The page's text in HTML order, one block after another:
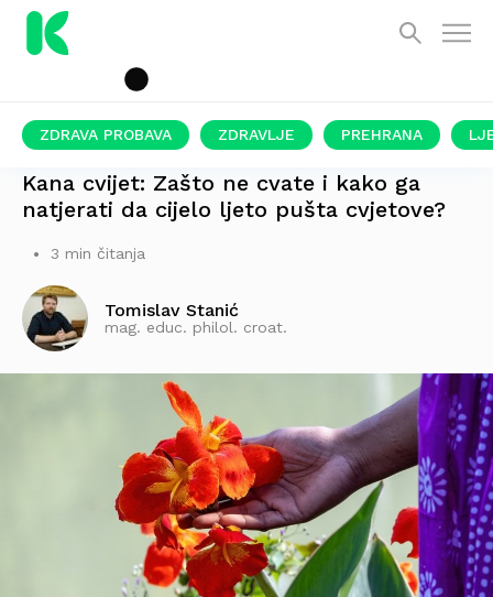
ZDRAVA PROBAVA ZDRAVLJE PREHRANA
Kana cvijet: Zašto ne cvate i kako ga
natjerati da cijelo ljeto pušta cvjetove?
3 min čitanja
Tomislav Stanić
mag. educ. philol. croat.